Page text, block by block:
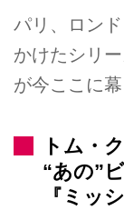
パリ、ロン
かけたシリ
が今ここに
トム・
“あの”
『ミッ